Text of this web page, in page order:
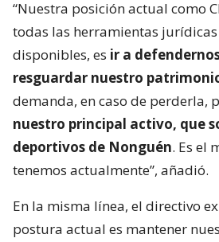
“Nuestra posición actual como
todas las herramientas
disponibles, es ir a
resguardar nuestro
demanda, en caso de perderla,
nuestro principal activo, que
deportivos de Nonguén. Es el
tenemos actualmente”, añadió.
En la misma línea, el directivo
postura actual es mantener